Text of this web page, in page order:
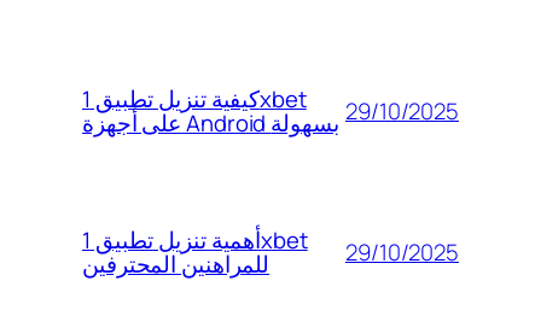
كيفية تنزيل تطبيق 1xbet
على أجهزة Android بسهولة 29/10/2025
أهمية تنزيل تطبيق 1xbet
للمراهنين المحترفين 29/10/2025